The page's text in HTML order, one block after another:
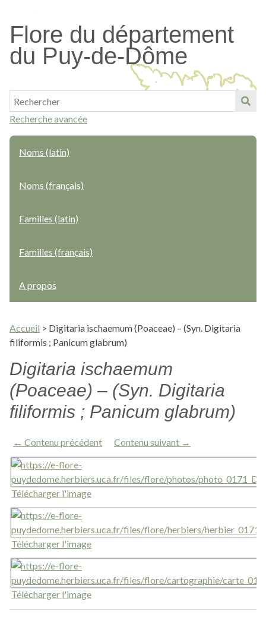
contenu
principal
Flore du département
du Puy-de-Dôme
Recherche avancée
Noms (latin)
Noms (français)
Familles (latin)
Familles (français)
A propos
Accueil > Digitaria ischaemum (Poaceae) – (Syn. Digitaria
filiformis ; Panicum glabrum)
Digitaria ischaemum
(Poaceae) – (Syn. Digitaria
filiformis ; Panicum glabrum)
← Contenu précédent Contenu suivant →
Télécharger l'image
Télécharger l'image
Télécharger l'image